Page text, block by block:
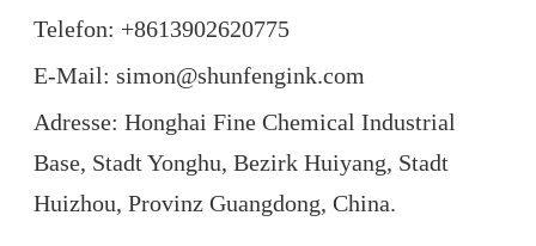
Telefon: +8613902620775
E-Mail: simon@shunfengink.com
Adresse: Honghai Fine Chemical Industrial
Base, Stadt Yonghu, Bezirk Huiyang, Stadt
Huizhou, Provinz Guangdong, China.